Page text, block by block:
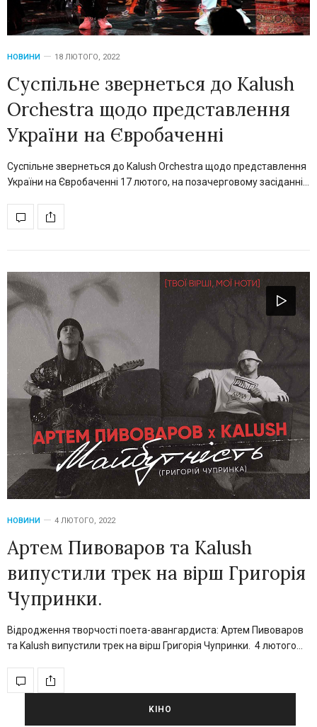
НОВИНИ 18 ЛЮТОГО, 2022
Суспільне звернеться до Kalush
Orchestra щодо представлення
України на Євробаченні
Суспільне звернеться до Kalush Orchestra щодо представлення
України на Євробаченні 17 лютого, на позачерговому засіданні…
НОВИНИ 4 ЛЮТОГО, 2022
Артем Пивоваров та Kalush
випустили трек на вірш Григорія
Чупринки.
Відродження творчості поета-авангардиста: Артем Пивоваров
та Kalush випустили трек на вірш Григорія Чупринки. 4 лютого…
KIНО